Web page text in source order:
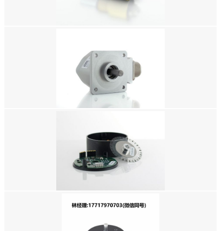
美国US DIGITAL编码器，MA3 微型绝对式磁轴编码器，绝对式光电编码器，
绝对式光学编码器，绝对式编码器，绝对值编码器，绝对型编码器，绝对编码
美国US DIGITAL编码器，HD25A 绝对式光学编码器，绝对式光电编码器，
绝对式光学编码器，绝对式编码器，绝对值编码器，绝对型编码器，绝对编码